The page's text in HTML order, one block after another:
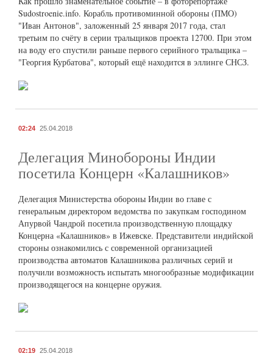
Sudostroenie.info. Корабль противоминной обороны (ПМО)
"Иван Антонов", заложенный 25 января 2017 года, стал
третьим по счёту в серии тральщиков проекта 12700. При этом
на воду его спустили раньше первого серийного тральщика –
"Георгия Курбатова", который ещё находится в эллинге СНСЗ.
02:24 25.04.2018
Делегация Минобороны Индии
посетила Концерн «Калашников»
Делегация Министерства обороны Индии во главе с
генеральным директором ведомства по закупкам господином
Апурвой Чандрой посетила производственную площадку
Концерна «Калашников» в Ижевске. Представители индийской
стороны ознакомились с современной организацией
производства автоматов Калашникова различных серий и
получили возможность испытать многообразные модификации
производящегося на концерне оружия.
02:19 25.04.2018